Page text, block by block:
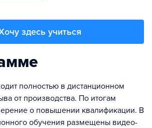
здесь учиться
полностью в дистанционном
от производства. По итогам
о повышении квалификации. В
обучения размещены видео-